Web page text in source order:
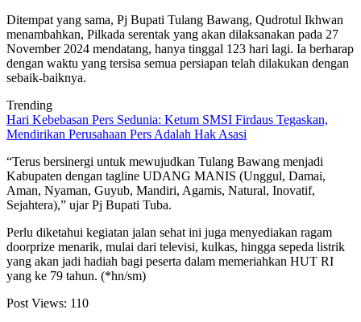
Ditempat yang sama, Pj Bupati Tulang Bawang, Qudrotul Ikhwan
menambahkan, Pilkada serentak yang akan dilaksanakan pada 27
November 2024 mendatang, hanya tinggal 123 hari lagi. Ia berharap
dengan waktu yang tersisa semua persiapan telah dilakukan dengan
sebaik-baiknya.
Trending
Hari Kebebasan Pers Sedunia: Ketum SMSI Firdaus Tegaskan,
Mendirikan Perusahaan Pers Adalah Hak Asasi
“Terus bersinergi untuk mewujudkan Tulang Bawang menjadi
Kabupaten dengan tagline UDANG MANIS (Unggul, Damai,
Aman, Nyaman, Guyub, Mandiri, Agamis, Natural, Inovatif,
Sejahtera),” ujar Pj Bupati Tuba.
Perlu diketahui kegiatan jalan sehat ini juga menyediakan ragam
doorprize menarik, mulai dari televisi, kulkas, hingga sepeda listrik
yang akan jadi hadiah bagi peserta dalam memeriahkan HUT RI
yang ke 79 tahun. (*hn/sm)
Post Views: 110